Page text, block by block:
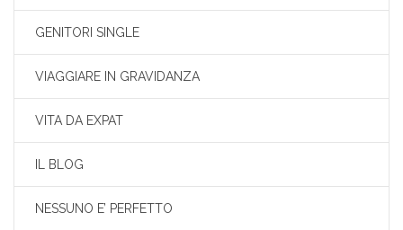
GENITORI SINGLE
VIAGGIARE IN GRAVIDANZA
VITA DA EXPAT
IL BLOG
NESSUNO E’ PERFETTO